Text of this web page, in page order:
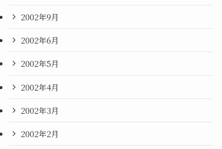
2002年9月
2002年6月
2002年5月
2002年4月
2002年3月
2002年2月